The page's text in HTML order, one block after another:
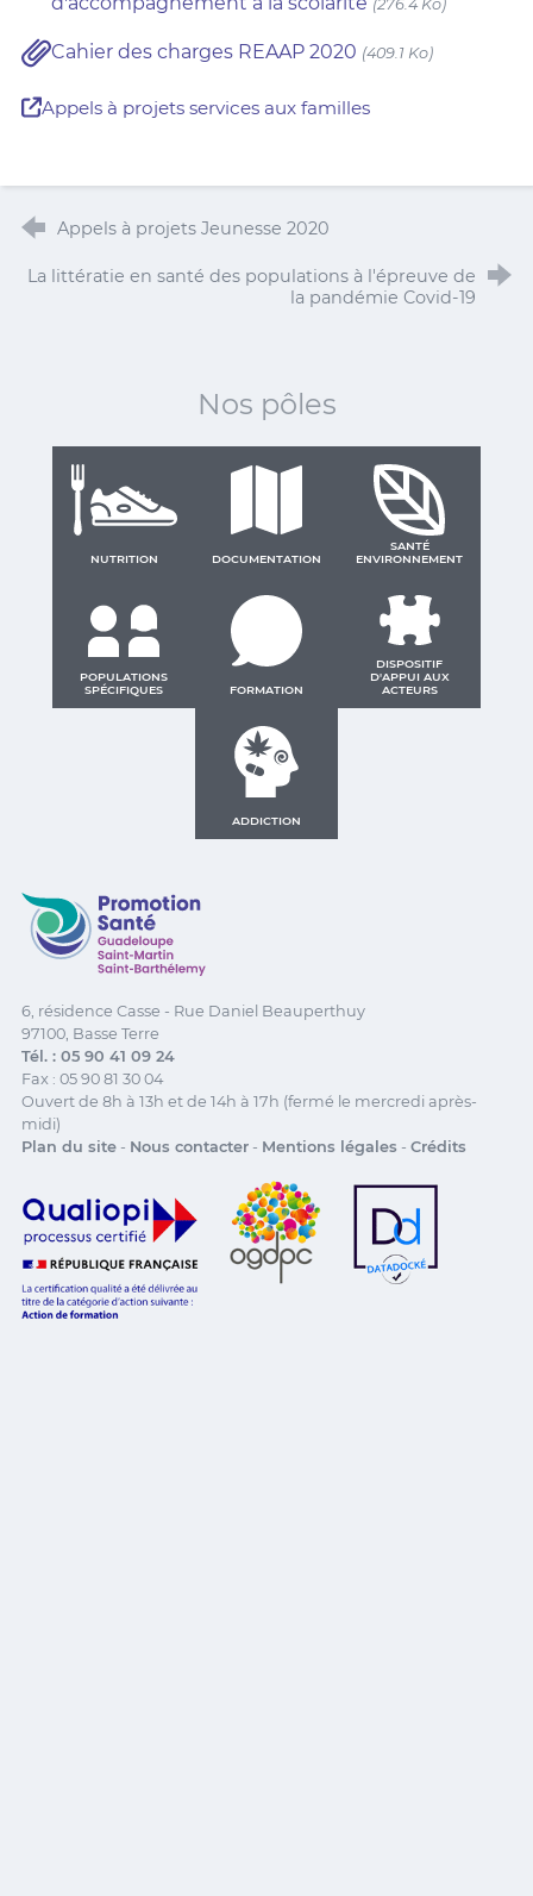
(276.4 Ko)
Cahier des charges REAAP 2020 (409.1 Ko)
Appels à projets services aux familles
Appels à projets Jeunesse 2020
La littératie en santé des populations à l'épreuve de
la pandémie Covid-19
Nos pôles
NUTRITION DOCUMENTATION
SANTÉ
ENVIRONNEMENT
POPULATIONS
SPÉCIFIQUES
FORMATION
DISPOSITIF
D'APPUI AUX
ACTEURS
ADDICTION
Promotion Santé Guadeloupe, Saint-Martin, Saint
6, résidence Casse - Rue Daniel Beauperthuy
97100, Basse Terre
Tél. : 05 90 41 09 24
Fax : 05 90 81 30 04
Ouvert de 8h à 13h et de 14h à 17h (fermé le mercredi après-
midi)
Plan du site- Nous contacter- Mentions légales - Crédits